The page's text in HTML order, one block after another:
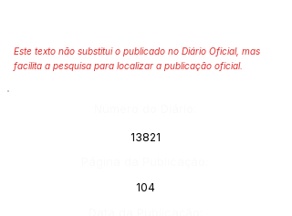
Este texto não substitui o publicado no Diário Oficial, mas
facilita a pesquisa para localizar a publicação oficial.
13821
104